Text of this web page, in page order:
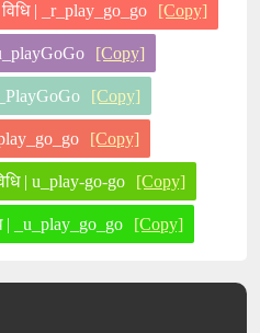
| _r_play_go_go [Copy]
[Copy]
[Copy]
[Copy]
| u_play-go-go [Copy]
| _u_play_go_go [Copy]